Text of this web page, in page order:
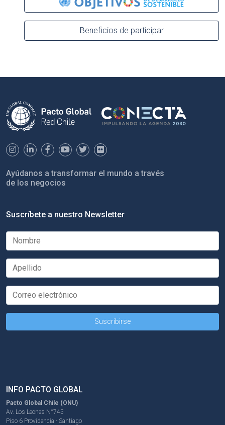
Beneficios de participar
Ayúdanos a transformar el mundo a través
de los negocios
Suscríbete a nuestro Newsletter
INFO PACTO GLOBAL
Pacto Global Chile (ONU)
Av. Los Leones N°745
Piso 6 Providencia - Santiago